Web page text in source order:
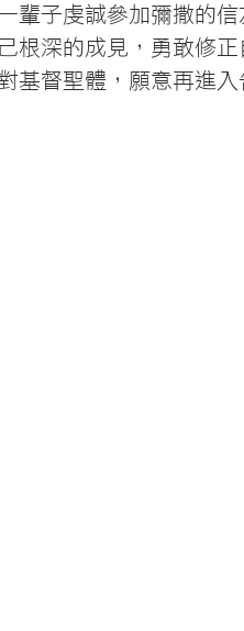
輩子虔誠參加彌撒的
根深的成見，勇敢修
基督聖體，願意再進入